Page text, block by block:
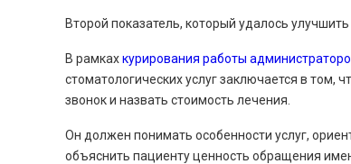
Второй показатель, который удалось
В рамкахкурирования работы
стоматологических услуг заключается в том,
звонок и назвать стоимость лечения.
Он должен понимать особенности услуг,
объяснить пациенту ценность обращения